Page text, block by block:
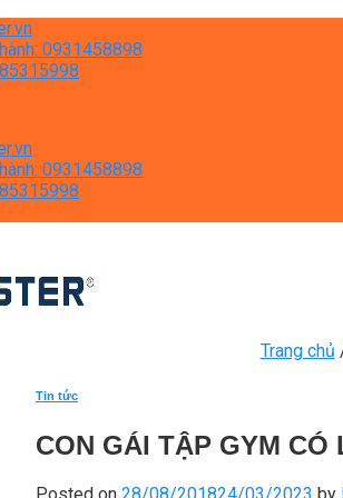
0931458898
0931458898
Trang chủ
Tin tức
CON GÁI TẬP GYM